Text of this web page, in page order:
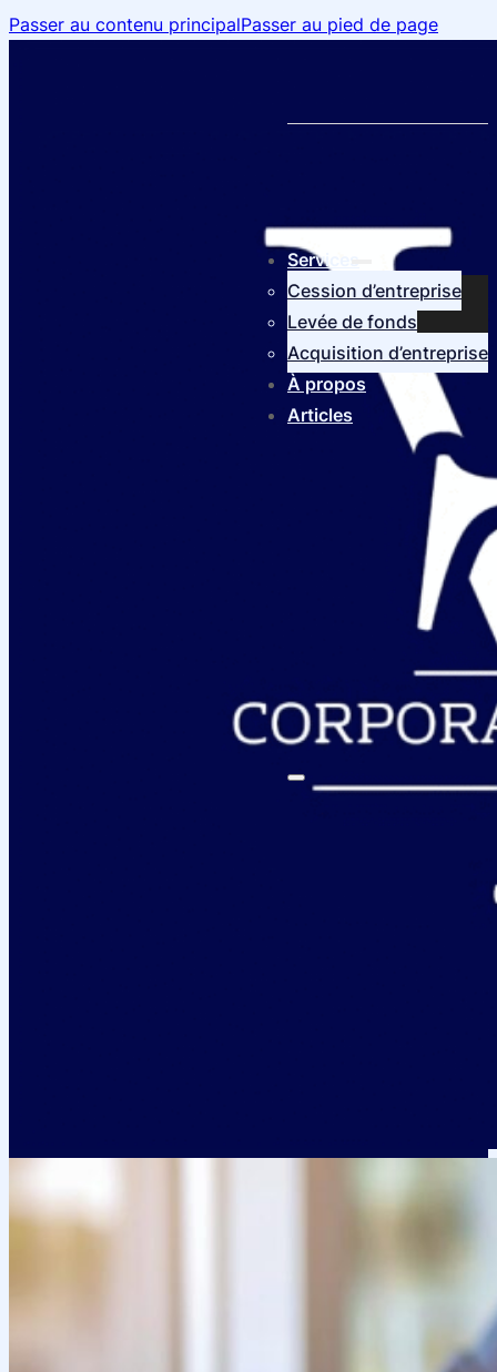
Passer au contenu principalPasser au pied de page
Services
Cession d’entreprise
Levée de fonds
Acquisition d’entreprise
À propos
Articles